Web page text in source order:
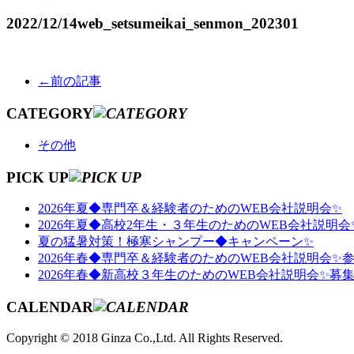
2022/12/14web_setsumeikai_senmon_202301
←前の記事
CATEGORY
その他
PICK UP
2026年夏◆専門卒＆経験者のためのWEB会社説明会✨
2026年夏◆高校2年生・３年生のためのWEB会社説明会
夏の猛暑対策！極寒シャンプー◆キャンペーン✨
2026年春◆専門卒＆経験者のためのWEB会社説明会✨
2026年春◆新高校３年生のためのWEB会社説明会✨募集
CALENDAR
Copyright © 2018 Ginza Co.,Ltd. All Rights Reserved.